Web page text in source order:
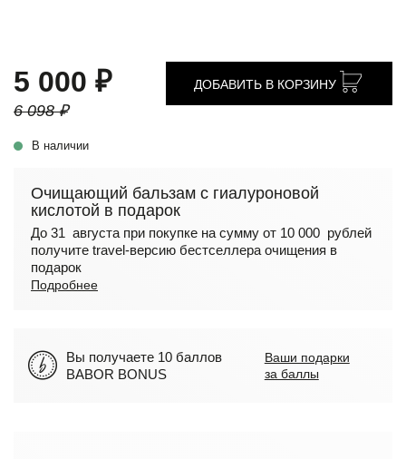
5 000 ₽
6 098 ₽
В наличии
ДОБАВИТЬ В КОРЗИНУ
Очищающий бальзам с гиалуроновой
кислотой в подарок
До 31 августа при покупке на сумму от 10 000 рублей
получите travel-версию бестселлера очищения в
подарок
Подробнее
Вы получаете 10 баллов
BABOR BONUS
Ваши подарки
за баллы